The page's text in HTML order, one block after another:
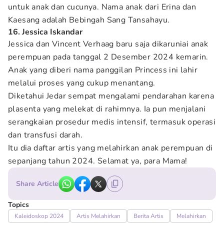
untuk anak dan cucunya. Nama anak dari Erina dan
Kaesang adalah Bebingah Sang Tansahayu.
16. Jessica Iskandar
Jessica dan Vincent Verhaag baru saja dikaruniai anak
perempuan pada tanggal 2 Desember 2024 kemarin.
Anak yang diberi nama panggilan Princess ini lahir
melalui proses yang cukup menantang.
Diketahui Jedar sempat mengalami pendarahan karena
plasenta yang melekat di rahimnya. Ia pun menjalani
serangkaian prosedur medis intensif, termasuk operasi
dan transfusi darah.
Itu dia daftar artis yang melahirkan anak perempuan di
sepanjang tahun 2024. Selamat ya, para Mama!
Share Article
Topics
Kaleidoskop 2024 Artis Melahirkan Berita Artis Melahirkan